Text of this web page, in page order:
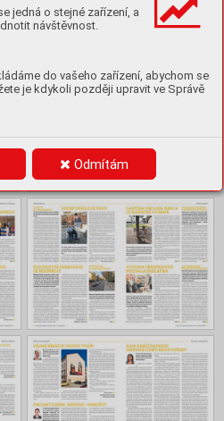
jedná o stejné zařízení, a
návštěvnost.
do vašeho zařízení, abychom se
je kdykoli později upravit ve Správě
Odmítám